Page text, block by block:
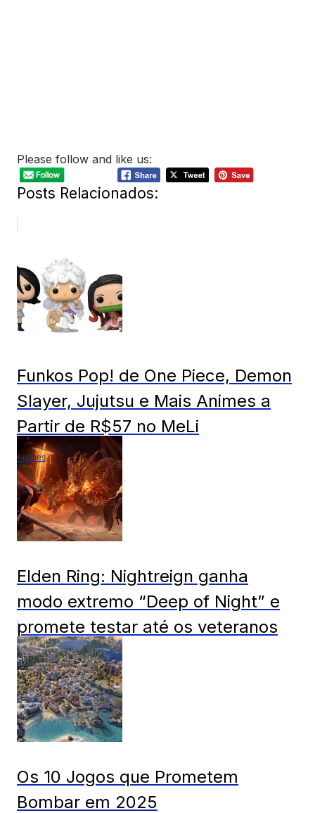
Please follow and like us:
Posts Relacionados:
Funkos Pop! de One Piece, Demon
Slayer, Jujutsu e Mais Animes a
Partir de R$57 no MeLi
Animes
Elden Ring: Nightreign ganha
modo extremo “Deep of Night” e
promete testar até os veteranos
Games
Os 10 Jogos que Prometem
Bombar em 2025